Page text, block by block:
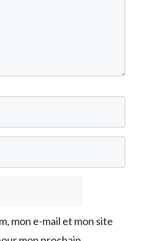
mon e-mail et mon site